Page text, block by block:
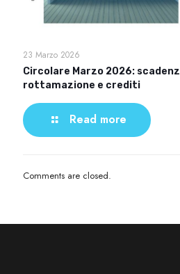
23 Marzo 2026
Circolare Marzo 2026:
rottamazione e crediti
Read more
Comments are closed.